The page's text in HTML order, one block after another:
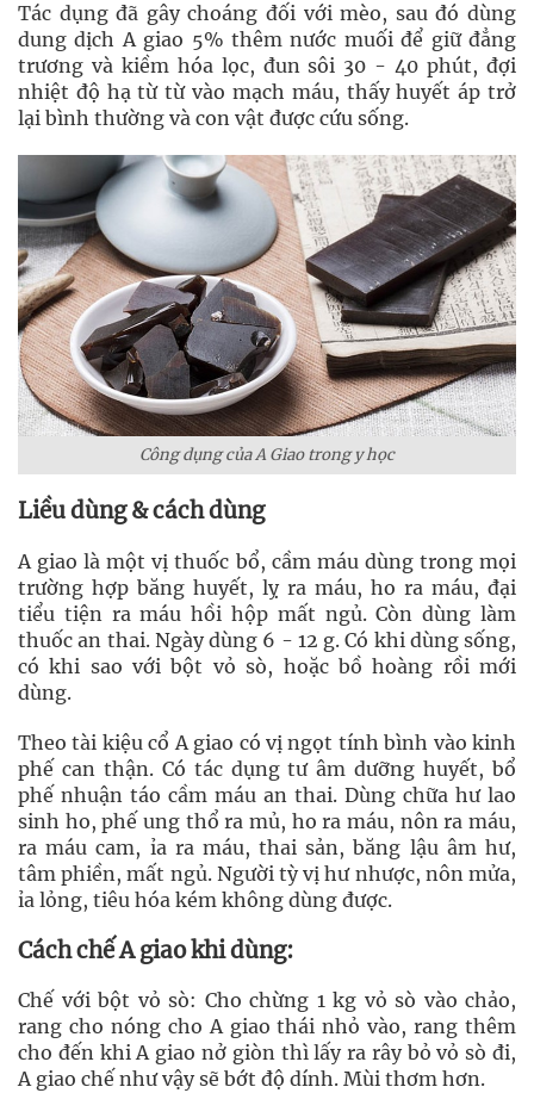
Tác dụng đã gây choáng đối với mèo, sau đó dùng
dung dịch A giao 5% thêm nước muối để giữ đẳng
trương và kiềm hóa lọc, đun sôi 30 - 40 phút, đợi
nhiệt độ hạ từ từ vào mạch máu, thấy huyết áp trở
lại bình thường và con vật được cứu sống.
Công dụng của A Giao trong y học
Liều dùng & cách dùng
A giao là một vị thuốc bổ, cầm máu dùng trong mọi
trường hợp băng huyết, lỵ ra máu, ho ra máu, đại
tiểu tiện ra máu hồi hộp mất ngủ. Còn dùng làm
thuốc an thai. Ngày dùng 6 - 12 g. Có khi dùng sống,
có khi sao với bột vỏ sò, hoặc bồ hoàng rồi mới
dùng.
Theo tài kiệu cổ A giao có vị ngọt tính bình vào kinh
phế can thận. Có tác dụng tư âm dưỡng huyết, bổ
phế nhuận táo cầm máu an thai. Dùng chữa hư lao
sinh ho, phế ung thổ ra mủ, ho ra máu, nôn ra máu,
ra máu cam, ỉa ra máu, thai sản, băng lậu âm hư,
tâm phiền, mất ngủ. Người tỳ vị hư nhược, nôn mửa,
ỉa lỏng, tiêu hóa kém không dùng được.
Cách chế A giao khi dùng:
Chế với bột vỏ sò: Cho chừng 1 kg vỏ sò vào chảo,
rang cho nóng cho A giao thái nhỏ vào, rang thêm
cho đến khi A giao nở giòn thì lấy ra rây bỏ vỏ sò đi,
A giao chế như vậy sẽ bớt độ dính. Mùi thơm hơn.